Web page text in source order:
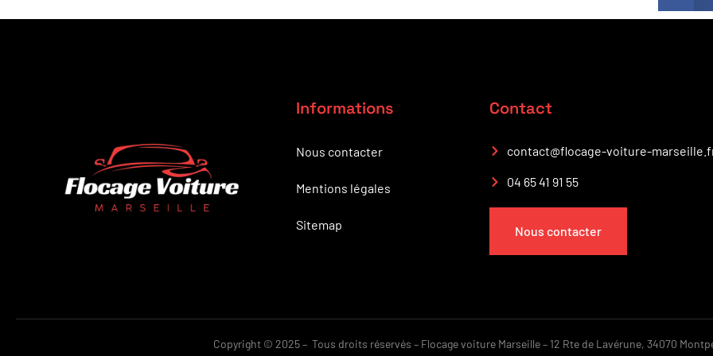
Informations
Nous contacter
Mentions légales
Sitemap
Contact
contact@flocage-voiture-
04 65 41 91 55
Nous contacter
Copyright © 2025 – Tous droits réservés – Flocage voiture Marseille – 12 Rte de Lavérune, 34070